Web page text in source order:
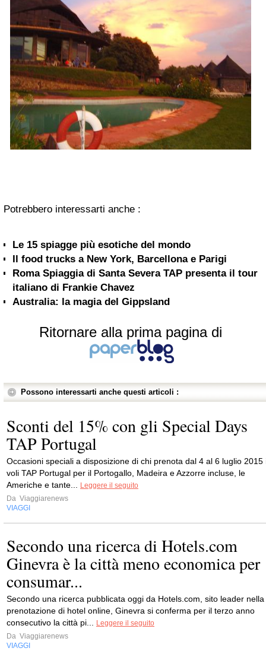
Potrebbero interessarti anche :
Le 15 spiagge più esotiche del mondo
Il food trucks a New York, Barcellona e Parigi
Roma Spiaggia di Santa Severa TAP presenta il tour
italiano di Frankie Chavez
Australia: la magia del Gippsland
Ritornare alla prima pagina di
Possono interessarti anche questi articoli :
Sconti del 15% con gli Special Days
TAP Portugal
Occasioni speciali a disposizione di chi prenota dal 4 al 6 luglio 2015
voli TAP Portugal per il Portogallo, Madeira e Azzorre incluse, le
Americhe e tante...
Leggere il seguito
Da Viaggiarenews
VIAGGI
Secondo una ricerca di Hotels.com
Ginevra è la città meno economica per
consumar...
Secondo una ricerca pubblicata oggi da Hotels.com, sito leader nella
prenotazione di hotel online, Ginevra si conferma per il terzo anno
consecutivo la città pi...
Leggere il seguito
Da Viaggiarenews
VIAGGI